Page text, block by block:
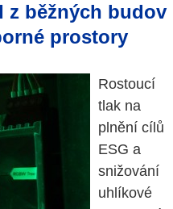
z běžných budov
prostory
Rostoucí
tlak na
plnění cílů
ESG a
snižování
uhlíkové